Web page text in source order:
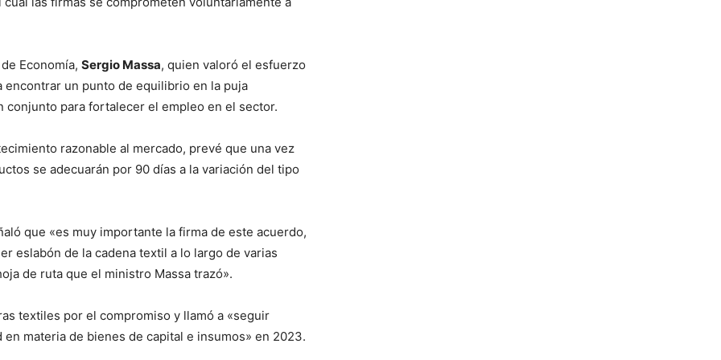
Economía, Sergio Massa, quien valoró el esfuerzo
un punto de equilibrio en la puja
para fortalecer el empleo en el sector.
razonable al mercado, prevé que una vez
se adecuarán por 90 días a la variación del tipo
que «es muy importante la firma de este acuerdo,
eslabón de la cadena textil a lo largo de varias
de ruta que el ministro Massa trazó».
textiles por el compromiso y llamó a «seguir
materia de bienes de capital e insumos» en 2023.